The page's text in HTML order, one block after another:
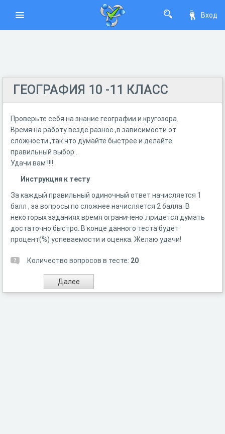
Вход
ГЕОГРАФИЯ 10 -11 КЛАСС
Проверьте себя на знание географии и кругозора.
Время на работу везде разное ,в зависимости от
сложности ,так что думайте быстрее и делайте
правильный выбор .
Удачи вам !!!!
Инструкция к тесту
За каждый правильный одиночный ответ начисляется 1
балл , за вопросы по сложнее начисляется 2 балла. В
некоторых заданиях время ограничено ,придется думать
достаточно быстро. В конце данного теста будет
процент(%) успеваемости и оценка. Желаю удачи!
Количество вопросов в тесте: 20